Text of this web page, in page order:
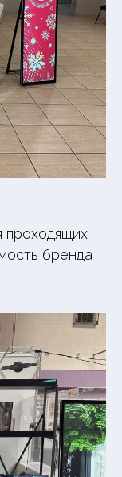
проходящих
бренда